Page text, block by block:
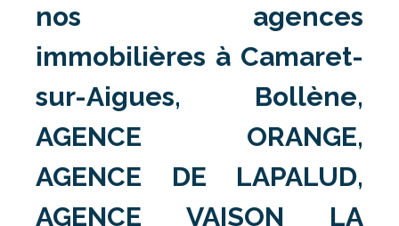
nos agences
immobilières à Camaret-
sur-Aigues, Bollène,
AGENCE ORANGE,
AGENCE DE LAPALUD,
AGENCE VAISON LA